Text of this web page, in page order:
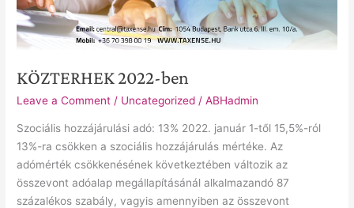
KÖZTERHEK 2022-ben
Leave a Comment / Uncategorized /ABHadmin
Szociális hozzájárulási adó: 13% 2022. január 1-től 15,5%-ról
13%-ra csökken a szociális hozzájárulás mértéke. Az
adómérték csökkenésének következtében változik az
összevont adóalap megállapításánál alkalmazandó 87
százalékos szabály, vagyis amennyiben az összevont